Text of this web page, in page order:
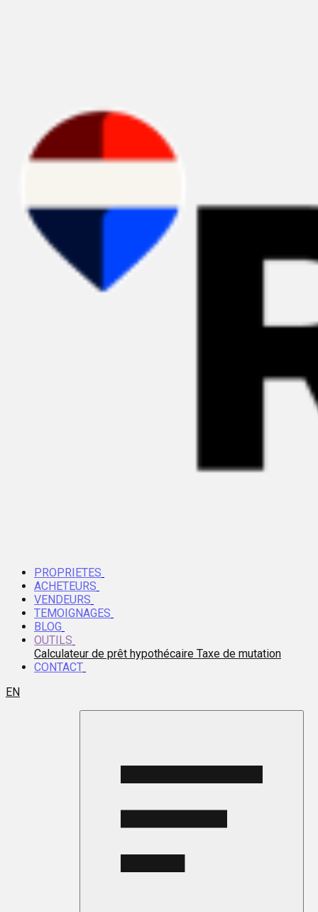
PROPRIETES
ACHETEURS
VENDEURS
TEMOIGNAGES
BLOG
OUTILS
Calculateur de prêt hypothécaire Taxe de mutation
CONTACT
EN